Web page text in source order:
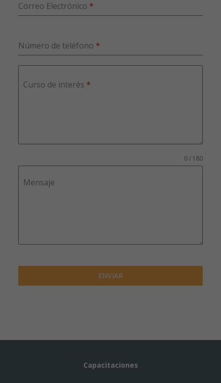
Correo Electrónico *
Número de teléfono *
Curso de interés *
Mensaje
0 / 180
ENVIAR
Capacitaciones